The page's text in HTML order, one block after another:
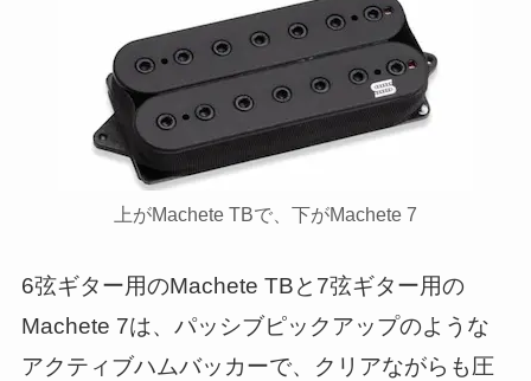
上がMachete TBで、下がMachete 7
6弦ギター用のMachete TBと7弦ギター用の
Machete 7は、パッシブピックアップのような
アクティブハムバッカーで、クリアながらも圧